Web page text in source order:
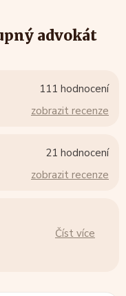
advokát
111 hodnocení
zobrazit recenze
21 hodnocení
zobrazit recenze
Číst více